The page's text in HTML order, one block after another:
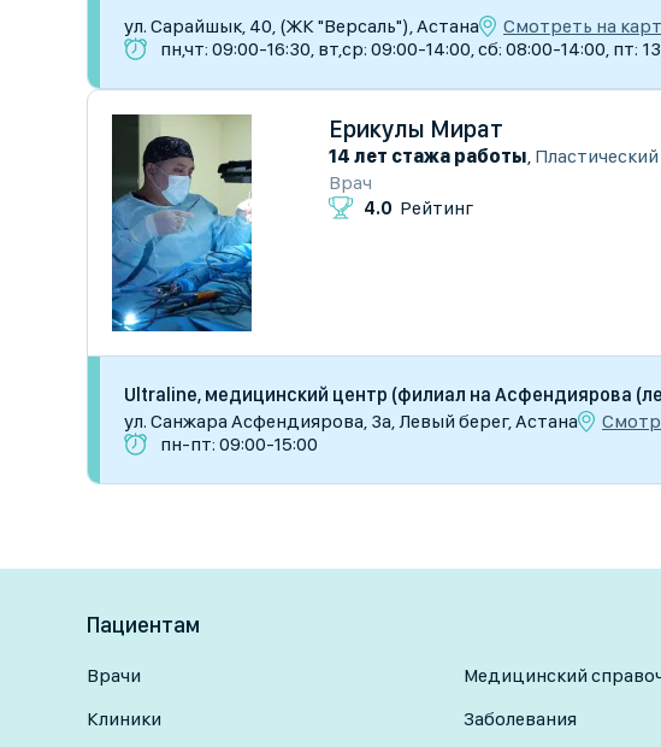
ул. Сарайшык, 40, (ЖК "Версаль"), Астана
Смотреть на
пн,чт: 09:00-16:30, вт,ср: 09:00-14:00, сб: 08:00-14:00, пт:
Ерикулы Мират
14 лет стажа работы,
Врач
4.0 Рейтинг
Ultraline, медицинский центр (филиал на Асфендиярова
​ул. Санжара Асфендиярова, 3а, Левый берег, Астана
пн-пт: 09:00-15:00
Пациентам
Врачи
Клиники
Медицинский
Заболевания